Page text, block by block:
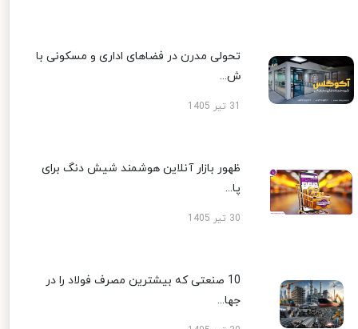
تحولی مدرن در فضاهای اداری و مسکونی با
ش...
ظهور بازار آنلاین هوشمند شیش دنگ برای
پا...
30 تیر 1405
10 صنعتی که بیشترین مصرف فولاد را در
جها...